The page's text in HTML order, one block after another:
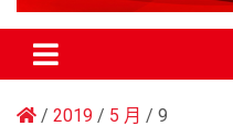
2019 5 月 9